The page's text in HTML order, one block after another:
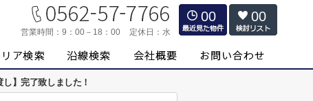
営業時間： 9：00－18：00 定休日： 水
00 00
】完了致しました！